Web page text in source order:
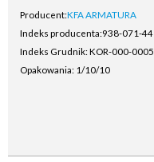
Producent:KFA ARMATURA
Indeks producenta:938-071-44
Indeks Grudnik: KOR-000-0005
Opakowania: 1/10/10